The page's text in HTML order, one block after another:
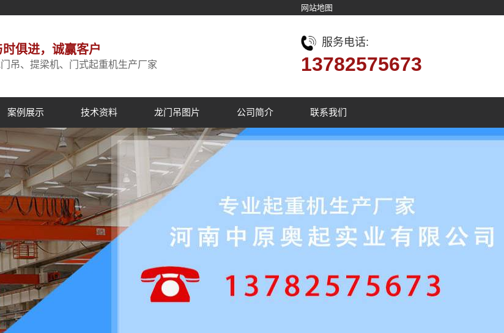
网站地图
时俱进，诚赢客户
吊、提梁机、门式起重机生产厂家
服务电话:
13782575673
案例展示 技术资料 龙门吊图片 公司简介 联系我们